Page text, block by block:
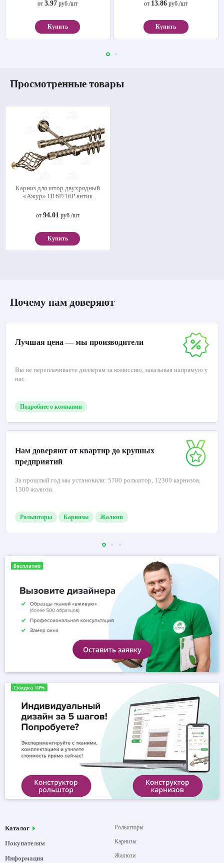
от3.97 руб./шт
Купить
от 13.86 руб./шт
Купить
Просмотренные товары
Карниз для штор двухрядный
«Ажур» D16Р/16Р антик
от 94.01 руб./шт
Купить
Почему нам доверяют
Лучшая цена — мы производители
Вы не переплачиваете диллерам за комиссию, заказывая напрямую у
нас.
Подробнее о компании
Нам доверяют от квартир до крупных
предприятий
За прошлый год мы установили: 5780 рольштор, 12300 карнизов,
1300 жалюзи.
Рольшторы Карнизы Жалюзи
Каталог
Покупателям
Информация
Рольшторы
Карнизы
Жалюзи